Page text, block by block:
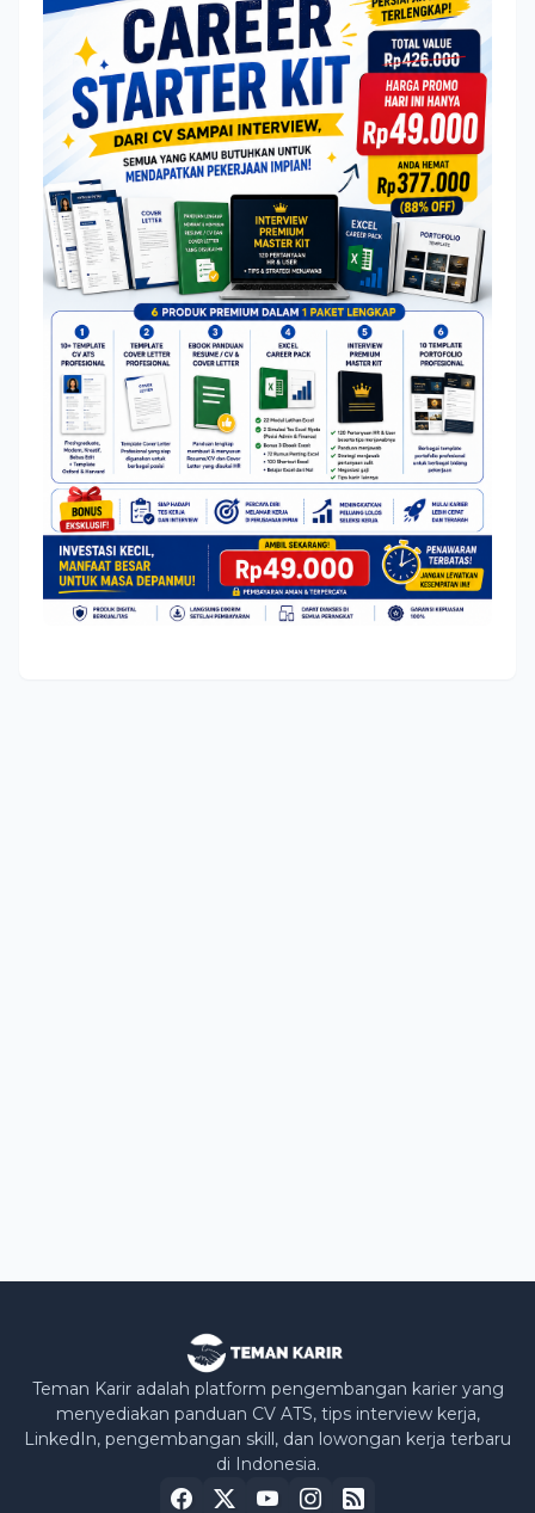
Teman Karir adalah platform pengembangan karier yang
menyediakan panduan CV ATS, tips interview kerja,
LinkedIn, pengembangan skill, dan lowongan kerja terbaru
di Indonesia.